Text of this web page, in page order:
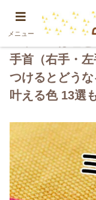
PR
ミサンガは色
手首（右手・
つけるとどう
叶える色 13選
メニュー